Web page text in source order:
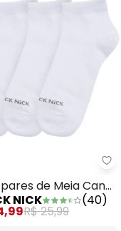
com
de Meia Cano
Branco
NICK (40)
R$ 25,99